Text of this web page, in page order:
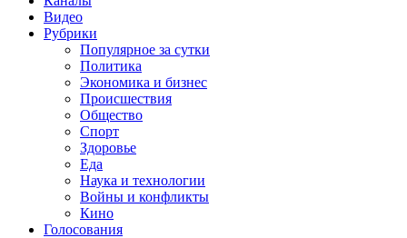
Видео
Рубрики
Популярное за сутки
Политика
Экономика и бизнес
Происшествия
Общество
Спорт
Здоровье
Еда
Наука и технологии
Войны и конфликты
Кино
Голосования